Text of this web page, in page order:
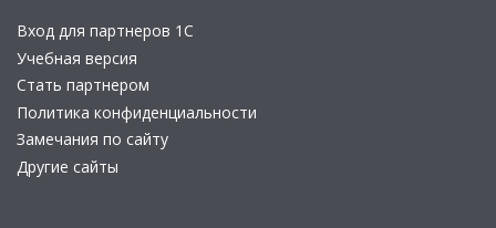
Вход для партнеров 1С
Учебная версия
Стать партнером
Политика конфиденциальности
Замечания по сайту
Другие сайты